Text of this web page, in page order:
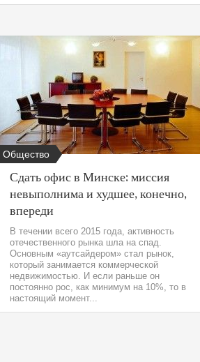
Общество
Сдать офис в Минске: миссия
невыполнима и худшее, конечно,
впереди
В течении всего 2015 года, активность
отечественного рынка шла на спад.
Основным «аутсайдером» стал рынок,
который занимается коммерческой
недвижимостью. И если раньше он
постоянно рос, как минимум на 10%, то в
настоящий момент...